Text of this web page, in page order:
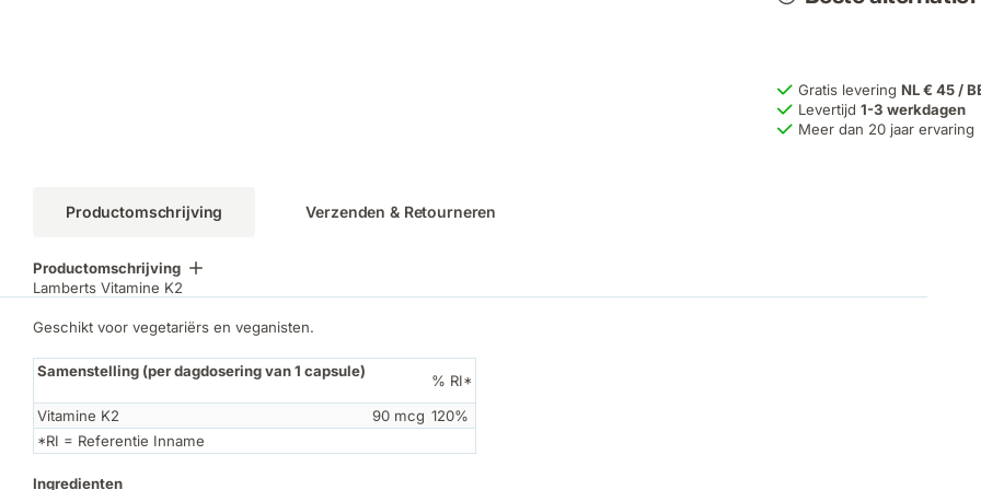
Gratis leveringNL € 45 /
Levertijd1-3 werkdagen
Meer dan 20 jaar ervaring
Productomschrijving Verzenden & Retourneren
Productomschrijving
Lamberts Vitamine K2
Geschikt voor vegetariërs en veganisten.
Samenstelling (per dagdosering van 1 capsule)
% RI*
Vitamine K2
90 mcg 120%
*RI = Referentie Inname
Ingredienten